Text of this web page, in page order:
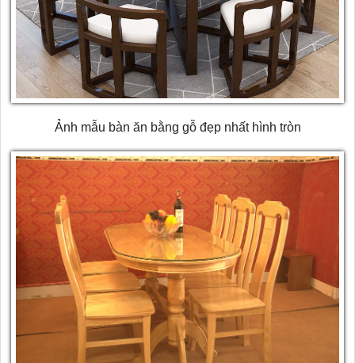
Ảnh mẫu bàn ăn bằng gỗ đẹp nhất hình tròn